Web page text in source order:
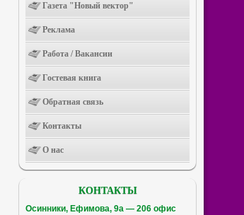
Газета "Новый вектор"
Реклама
Работа / Вакансии
Гостевая книга
Обратная связь
Контакты
О нас
КОНТАКТЫ
Осинники, Ефимова, 9а — 206 офис